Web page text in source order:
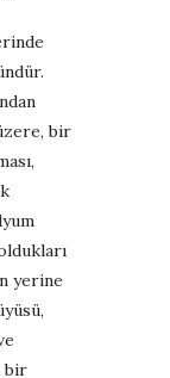
bir
yerine
bir